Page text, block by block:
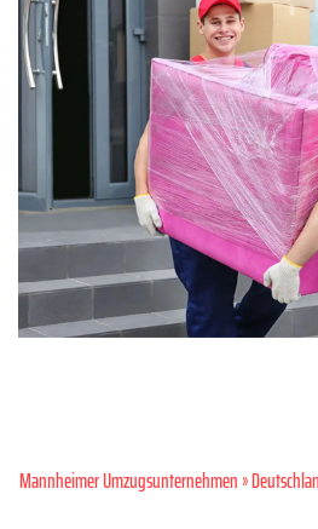
Mannheimer Umzugsunternehmen»